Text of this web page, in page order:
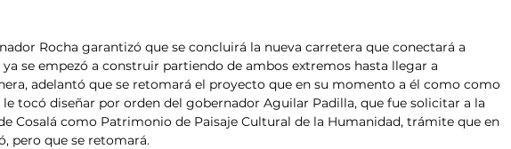
Rocha garantizó que se concluirá la nueva carretera que conectará a
ya se empezó a construir partiendo de ambos extremos hasta llegar a
adelantó que se retomará el proyecto que en su momento a él como como
tocó diseñar por orden del gobernador Aguilar Padilla, que fue solicitar a la
Cosalá como Patrimonio de Paisaje Cultural de la Humanidad, trámite que en
pero que se retomará.